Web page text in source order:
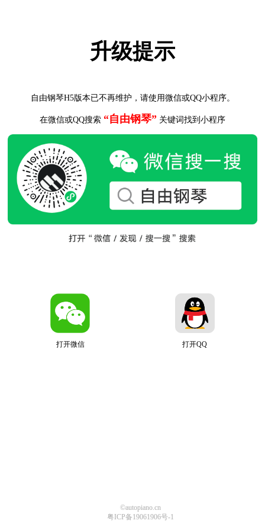
升级提示
自由钢琴H5版本已不再维护，请使用微信或QQ小程序。
在微信或QQ搜索 “自由钢琴” 关键词找到小程序
打开微信 打开QQ
©autopiano.cn
粤ICP备19061906号-1